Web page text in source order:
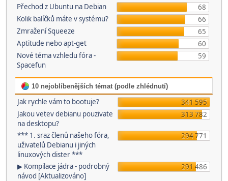
Přechod z Ubuntu na Debian
68
Kolik balíčků máte v systému?
66
Zmražení Squeeze
65
Aptitude nebo apt-get
60
Nové téma vzhledu fóra -
Spacefun
59
10 nejoblíbenějších témat (podle zhlédnutí)
Jak rychle vám to bootuje?
341 595
Jakou vetev debianu pouzivate
na desktopu?
313 782
*** 1. sraz členů našeho fóra,
uživatelů Debianu i jiných
linuxových dister ***
294 771
▶ Kompilace jádra - podrobný
návod [Aktualizováno]
291 486